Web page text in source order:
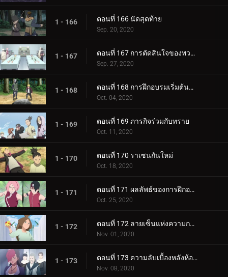
1 - 166 ตอนที่ 166 นัดสุดท้าย
Sep. 20, 2020
1 - 167 ตอนที่ 167 การตัดสินใจของพวกเขา
Sep. 27, 2020
1 - 168 ตอนที่ 168 การฝึกอบรมเริ่มต้นขึ้น!
Oct. 04, 2020
1 - 169 ตอนที่ 169 ภารกิจร่วมกับทราย
Oct. 11, 2020
1 - 170 ตอนที่ 170 ราเซนกันใหม่
Oct. 18, 2020
1 - 171 ตอนที่ 171 ผลลัพธ์ของการฝึกอบรม
Oct. 25, 2020
1 - 172 ตอนที่ 172 ลายเซ็นแห่งความกลัว
Nov. 01, 2020
1 - 173 ตอนที่ 173 ความลับเบื้องหลังห้องใต้ดิน
Nov. 08, 2020